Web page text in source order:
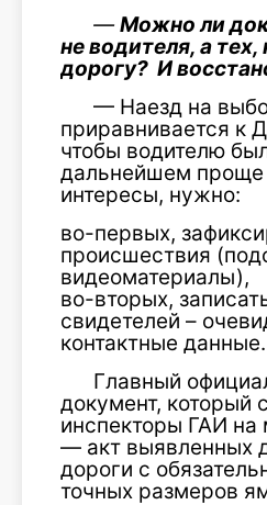
—Можно ли
не водителя, а тех,
дорогу? И
— Наезд на
приравнивается к
чтобы водителю
дальнейшем проще
интересы, нужно:
во-первых,
происшествия
видеоматериалы),
во-вторых,
свидетелей –
контактные данные.
Главный
документ, который
инспекторы ГАИ на
— акт выявленных
дороги с
точных размеров